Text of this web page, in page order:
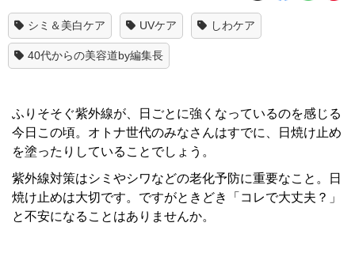
シミ＆美白ケア UVケア しわケア
40代からの美容道by編集長
ふりそそぐ紫外線が、日ごとに強くなっているのを感じる
今日この頃。オトナ世代のみなさんはすでに、日焼け止め
を塗ったりしていることでしょう。
紫外線対策はシミやシワなどの老化予防に重要なこと。日
焼け止めは大切です。ですがときどき「コレで大丈夫？」
と不安になることはありませんか。